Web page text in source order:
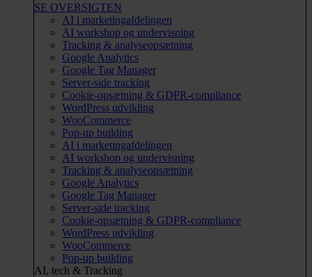
SE OVERSIGTEN
AI i marketingafdelingen
AI workshop og undervisning
Tracking & analyseopsætning
Google Analytics
Google Tag Manager
Server-side tracking
Cookie-opsætning & GDPR-compliance
WordPress udvikling
WooCommerce
Pop-up building
AI i marketingafdelingen
AI workshop og undervisning
Tracking & analyseopsætning
Google Analytics
Google Tag Manager
Server-side tracking
Cookie-opsætning & GDPR-compliance
WordPress udvikling
WooCommerce
Pop-up building
AI, tech & Tracking